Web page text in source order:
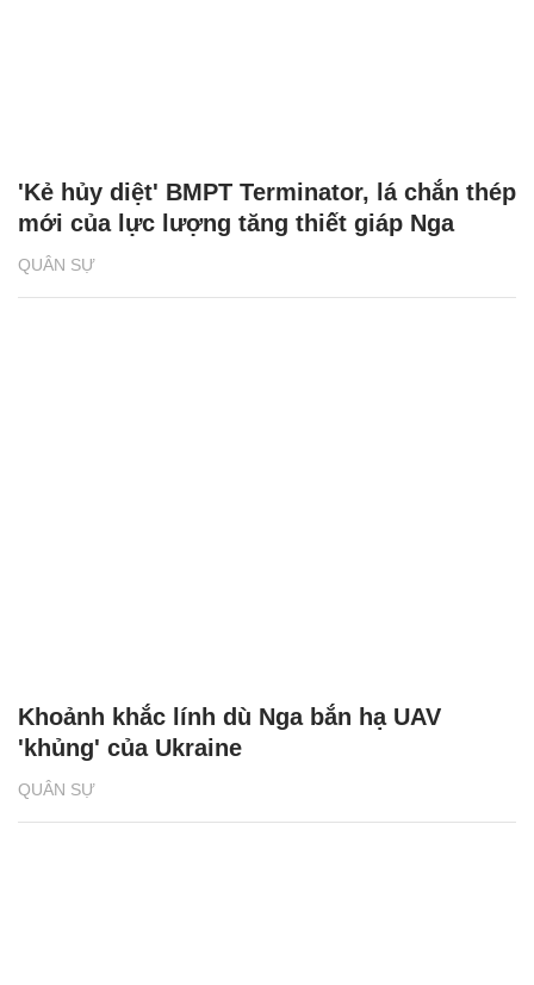
QUÂN SỰ
'Kẻ hủy diệt' BMPT Terminator, lá chắn thép
mới của lực lượng tăng thiết giáp Nga
QUÂN SỰ
Khoảnh khắc lính dù Nga bắn hạ UAV
'khủng' của Ukraine